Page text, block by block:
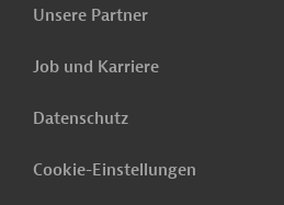
Unsere Partner
Job und Karriere
Datenschutz
Cookie-Einstellungen